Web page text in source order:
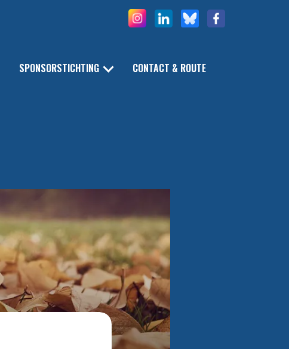
SPONSORSTICHTING CONTACT & ROUTE
Bekijk alle foto's